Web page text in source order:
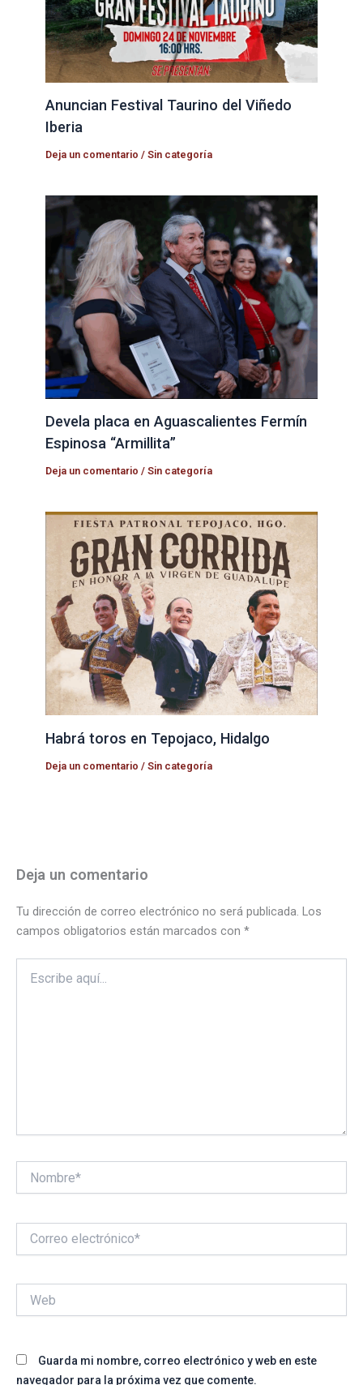
Anuncian Festival Taurino del Viñedo
Iberia
Deja un comentario /Sin categoría
Devela placa en Aguascalientes Fermín
Espinosa “Armillita”
Deja un comentario /Sin categoría
Habrá toros en Tepojaco, Hidalgo
Deja un comentario /Sin categoría
Deja un comentario
Tu dirección de correo electrónico no será publicada. Los
campos obligatorios están marcados con *
aquí...
electrónico*
Guarda mi nombre, correo electrónico y web en este
navegador para la próxima vez que comente.